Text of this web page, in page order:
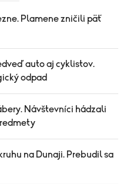
Plamene zničili päť
auto aj cyklistov.
odpad
Návštevníci hádzali
na Dunaji. Prebudil sa